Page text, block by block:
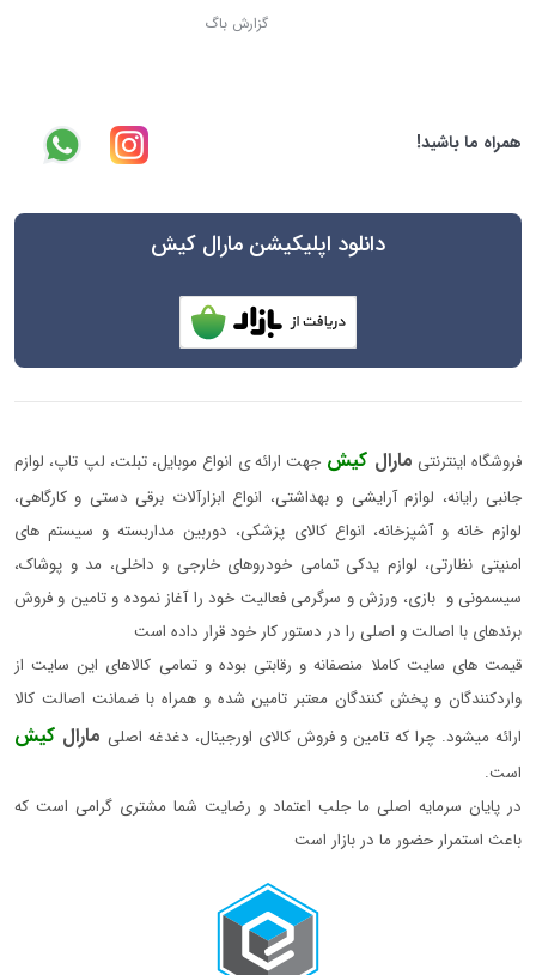
گزارش باگ
همراه ما باشید!
دانلود اپلیکیشن مارال کیش
فروشگاه اینترنتی مارال کیش جهت ارائه ی انواع موبایل، تبلت، لپ تاپ، لوازم
جانبی رایانه، لوازم آرایشی و بهداشتی، انواع ابزارآلات برقی دستی و کارگاهی،
لوازم خانه و آشپزخانه، انواع کالای پزشکی، دوربین مداربسته و سیستم های
امنیتی نظارتی، لوازم یدکی تمامی خودروهای خارجی و داخلی، مد و پوشاک،
سیسمونی و بازی، ورزش و سرگرمی فعالیت خود را آغاز نموده و تامین و فروش
برندهای با اصالت و اصلی را در دستور کار خود قرار داده است
قیمت های سایت کاملا منصفانه و رقابتی بوده و تمامی کالاهای این سایت از
واردکنندگان و پخش کنندگان معتبر تامین شده و همراه با ضمانت اصالت کالا
ارائه میشود. چرا که تامین و فروش کالای اورجینال، دغدغه اصلی مارال کیش
است.
در پایان سرمایه اصلی ما جلب اعتماد و رضایت شما مشتری گرامی است که
باعث استمرار حضور ما در بازار است